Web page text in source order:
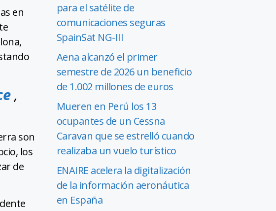
en
,
son
los
de
para el satélite de
comunicaciones seguras
SpainSat NG-III
Aena alcanzó el primer
semestre de 2026 un beneficio
de 1.002 millones de euros
Mueren en Perú los 13
ocupantes de un Cessna
Caravan que se estrelló cuando
realizaba un vuelo turístico
ENAIRE acelera la digitalización
de la información aeronáutica
en España